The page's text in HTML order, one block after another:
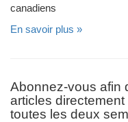
canadiens
En savoir plus »
Abonnez-vous afin
articles
toutes les deux